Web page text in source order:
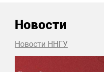
Новости
Новости ННГУ